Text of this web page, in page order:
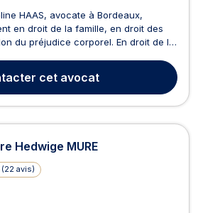
HAAS, avocate à Bordeaux,
en droit de la famille, en droit des
du préjudice corporel. En droit de la
la séparation, le changement de
qui concer...cet avocat
Hedwige MURE
(22 avis)